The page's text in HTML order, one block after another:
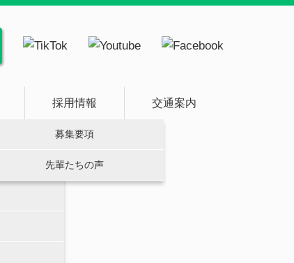
採用情報
募集要項
先輩たちの声
交通案内